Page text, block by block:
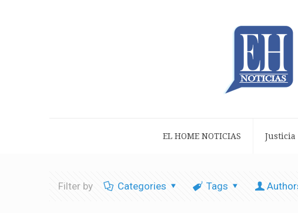
EL HOME NOTICIAS Justicia
Filter by Categories Tags